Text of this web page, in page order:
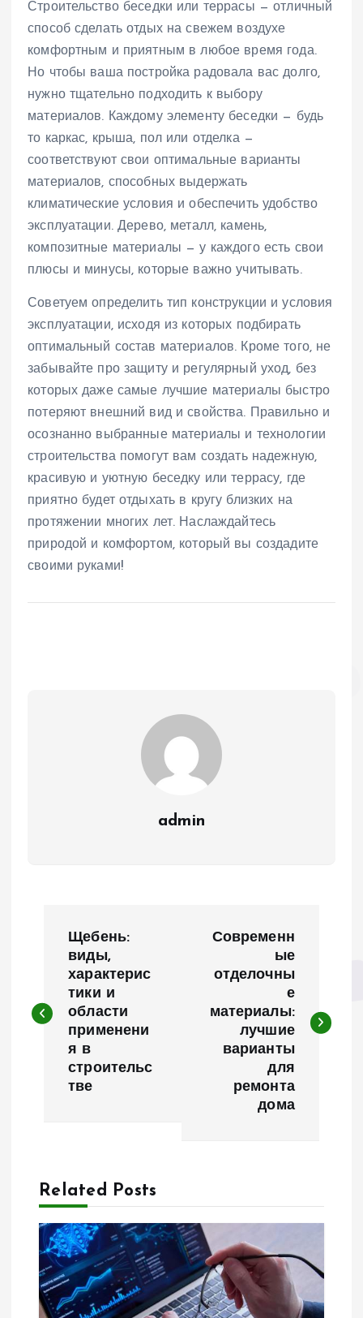
Строительство беседки или террасы — отличный
способ сделать отдых на свежем воздухе
комфортным и приятным в любое время года.
Но чтобы ваша постройка радовала вас долго,
нужно тщательно подходить к выбору
материалов. Каждому элементу беседки — будь
то каркас, крыша, пол или отделка —
соответствуют свои оптимальные варианты
материалов, способных выдержать
климатические условия и обеспечить удобство
эксплуатации. Дерево, металл, камень,
композитные материалы — у каждого есть свои
плюсы и минусы, которые важно учитывать.
Советуем определить тип конструкции и условия
эксплуатации, исходя из которых подбирать
оптимальный состав материалов. Кроме того, не
забывайте про защиту и регулярный уход, без
которых даже самые лучшие материалы быстро
потеряют внешний вид и свойства. Правильно и
осознанно выбранные материалы и технологии
строительства помогут вам создать надежную,
красивую и уютную беседку или террасу, где
приятно будет отдыхать в кругу близких на
протяжении многих лет. Наслаждайтесь
природой и комфортом, который вы создадите
своими руками!
admin
в
и
я
п
Щебень:
виды,
характерис
тики и
области
применени
я в
строительс
тве
Современн
ые
отделочны
е
материалы:
лучшие
варианты
для
ремонта
дома
Related Posts